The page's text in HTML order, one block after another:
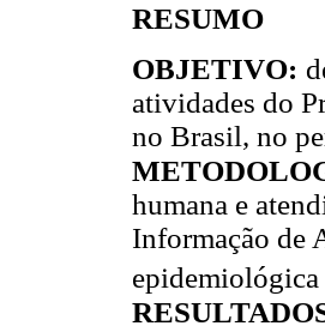
RESUMO
OBJETIVO:
atividades do
no Brasil, no
humana e
Informação de
epidemiológica